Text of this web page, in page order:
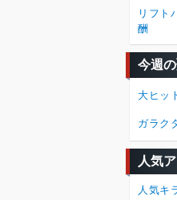
リフト
酬
今週
大ヒッ
ガラク
人気
人気キ